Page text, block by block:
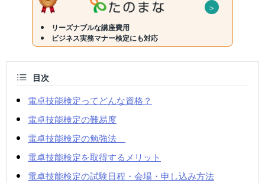
＞
リーズナブルな講座費用
ビジネス実務マナー検定にも対応
目次
電卓技能検定ってどんな資格？
電卓技能検定の難易度
電卓技能検定の勉強法
電卓技能検定を取得するメリット
電卓技能検定の試験日程・会場・申し込み方法